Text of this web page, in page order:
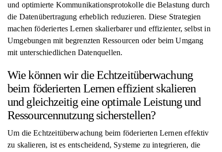
und optimierte Kommunikationsprotokolle die Belastung durch
die Datenübertragung erheblich reduzieren. Diese Strategien
machen föderiertes Lernen skalierbarer und effizienter, selbst in
Umgebungen mit begrenzten Ressourcen oder beim Umgang
mit unterschiedlichen Datenquellen.
Wie können wir die Echtzeitüberwachung
beim föderierten Lernen effizient skalieren
und gleichzeitig eine optimale Leistung und
Ressourcennutzung sicherstellen?
Um die Echtzeitüberwachung beim föderierten Lernen effektiv
zu skalieren, ist es entscheidend, Systeme zu integrieren, die